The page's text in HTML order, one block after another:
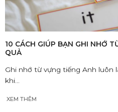
10 CÁCH GIÚP BẠN GHI NHỚ
QUẢ
Ghi nhớ từ vựng tiếng Anh luôn
khi...
XEM THÊM